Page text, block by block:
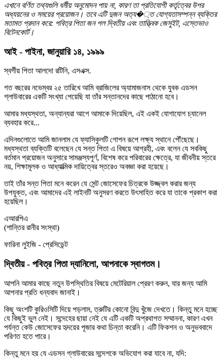
এখানে বর্ণিত তথ্যগুলি ধর্মীয় অনুমোদন পায় না, কারণ তা প্রতিযোগী কর্তৃত্বের উপর
অধ্যয়নের ও সময়ের প্রয়োজন। তবে এটি দুজন অত্য�্ত যোগ্যতাসম্পন্ন ব্যক্তির
মতামত প্রদান করে: পবিত্র পিতা জন পল দ্বিতীয় এবং তাত্ত্বিক জেসুইট, এস্তেভাও
বিটেনকোর্ট।
আই - পাইনা, জানুয়ারি ১৪, ১৯৯৯
স্বর্গীয় পিতা আলদো রটিনি, এসএক্স.
গত বছরের নভেম্বর ২৫ তারিখে আমি ব্রাজিলের অ্যামাজনাস থেকে যুবক এডসন
গ্লাউবারের একটি সংখ্যা পেয়েছি যা তাঁর সন্তানদের কাছে পাঠানো হবে।
আমার মধ্যস্থতা, অন্যান্যরা আগে আমাকে দিয়েছিল, এই একই যোগাযোগ চ্যানেল
ব্যবহার করে...
এদিনগুলোতে আমি জানলাম যে ফ্যাসিকুলটি গোপন রূপে লক্ষ্য স্থানে পৌঁছেছে।
মধ্যস্থতা ব্যক্তিটি বলেছেন যে সন্ত পিতা এ বিষয়ে আগ্রহী, এবং বলেন যে সবকিছু
বর্তমান প্রয়োজন অনুসারে সামঞ্জস্যপূর্ণ, বিশেষ করে পরিবারের ক্ষেত্রে, যা জীবনীয় স্তরে
নয়, শিক্ষামূলক ও আধ্যাত্মিক দায়িত্বের স্তরেও অবজ্ঞা করা হয়েছে।
তাই তাঁর সন্ত পিতা মনে করেন যে সেন্ট জোসেফের চিত্রকে উজ্জ্বল করার জন্য
উপযুক্ত, এবং আমাদের এই লাইনটি অনুসরণ করতে উৎসাহিত করে যা তাকে প্রকাশ করা
হয়েছিল।
এআরপিএ
(শান্তির রানীর সংস্থা)
ফারিনা লুইজি - প্রেসিডেন্ট
দ্বিতীয় - পবিত্র পিতা দ্যানিলো, আপনাকে স্বাগতম।
আপনি আমার কাছে নতুন উপস্থিতির বিষয়ে মেটেরিয়াল প্রেরণ করুন, যার জন্য আমি
আপনার প্রতি ধন্যবাদ জানাই।
কিছু অংশটি কুরিওসিটি দিয়ে পড়লাম, ত্রুটির কোনো বিন্দু খুঁজে দেখতে। কিন্তু মনে হচ্ছে
যে কিছুই ভুল নেই। সন্দেহের ছায়া নেই যে এটি একটি অপ্রথাগত সম্মাননা, কারণ এখন
পর্যন্ত কেউ জোসেফের হৃদয়ের পূজার কথা চিন্তা করেনি। এটি ফিকশন ও অনুভববাদে
পরিণত হতে পারে।
কিন্তু মনে হয় যে এডসন গ্লাউবারের সন্দেশকে অভিযোগ করা যাবে না, যদি: